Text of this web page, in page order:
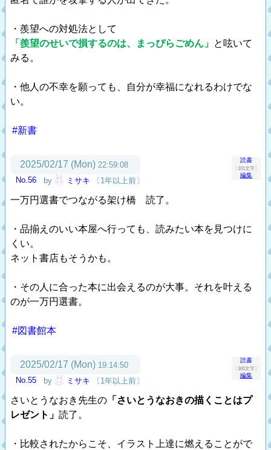
・羨望への対処法として
「羨望のせいで損するのは、まっぴらごめん」 と呟いて
みる。
・他人の不幸を願っても、自分が幸福になれるわけでな
い。
#新書
読書
〔101文字〕
編集
2025/02/17 (Mon) 22:59:08
No.56
by ミサキ 〔1年以上前〕
一万円選書でつながる架け橋 読了。
・品揃えのいい本屋へ行っても、読みたい本を見つけに
くい。
ネット書店もそうかも。
・その人に合った本に出会えるのが大事。それを叶える
のが一万円選書。
#図書館本
読書
〔300文字〕
編集
2025/02/17 (Mon) 19:14:50
No.55
by ミサキ 〔1年以上前〕
さいとうなおき先生の 「さいとうなおきの描くことはプ
レゼント」 読了。
・比較されたからこそ、イラスト上達に燃えることがで